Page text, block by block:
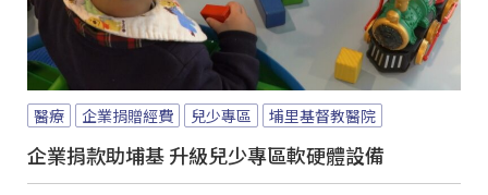
醫療 企業捐贈經費 兒少專區 埔里基督教醫院
企業捐款助埔基 升級兒少專區軟硬體設備